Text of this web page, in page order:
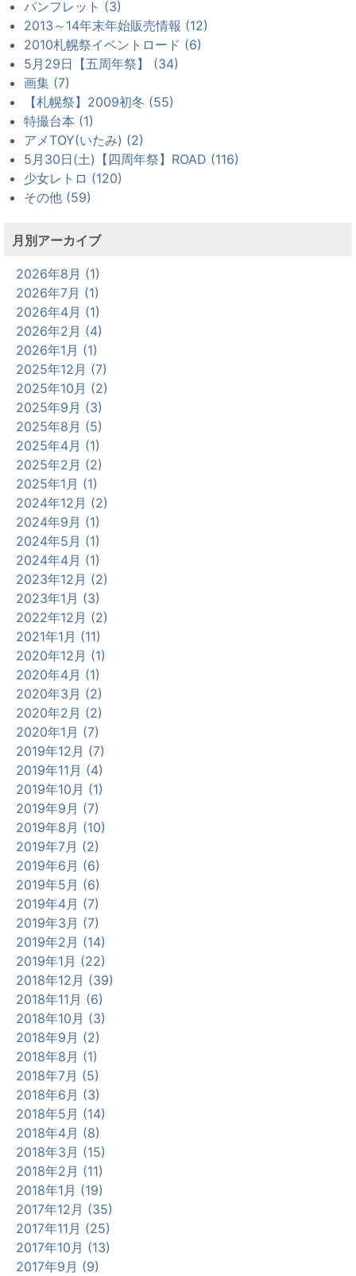
パンフレット (3)
2013～14年末年始販売情報 (12)
2010札幌祭イベントロード (6)
5月29日【五周年祭】 (34)
画集 (7)
【札幌祭】2009初冬 (55)
特撮台本 (1)
アメTOY(いたみ) (2)
5月30日(土)【四周年祭】ROAD (116)
少女レトロ (120)
その他 (59)
月別アーカイブ
2026年8月 (1)
2026年7月 (1)
2026年4月 (1)
2026年2月 (4)
2026年1月 (1)
2025年12月 (7)
2025年10月 (2)
2025年9月 (3)
2025年8月 (5)
2025年4月 (1)
2025年2月 (2)
2025年1月 (1)
2024年12月 (2)
2024年9月 (1)
2024年5月 (1)
2024年4月 (1)
2023年12月 (2)
2023年1月 (3)
2022年12月 (2)
2021年1月 (11)
2020年12月 (1)
2020年4月 (1)
2020年3月 (2)
2020年2月 (2)
2020年1月 (7)
2019年12月 (7)
2019年11月 (4)
2019年10月 (1)
2019年9月 (7)
2019年8月 (10)
2019年7月 (2)
2019年6月 (6)
2019年5月 (6)
2019年4月 (7)
2019年3月 (7)
2019年2月 (14)
2019年1月 (22)
2018年12月 (39)
2018年11月 (6)
2018年10月 (3)
2018年9月 (2)
2018年8月 (1)
2018年7月 (5)
2018年6月 (3)
2018年5月 (14)
2018年4月 (8)
2018年3月 (15)
2018年2月 (11)
2018年1月 (19)
2017年12月 (35)
2017年11月 (25)
2017年10月 (13)
2017年9月 (9)